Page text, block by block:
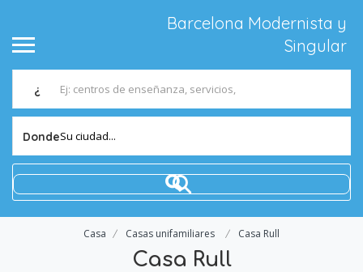
Barcelona Modernista y
Singular
¿
DondeSu ciudad...
Casa Casas unifamiliares Casa Rull
Casa Rull